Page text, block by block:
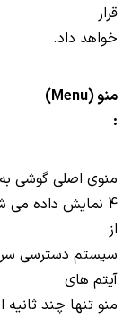
قرار
خواهد داد.
منو (Menu)
:
منوی اصلی گوشی
4 نمایش داده می
از
سیستم دسترسی
آیتم های
منو تنها چند